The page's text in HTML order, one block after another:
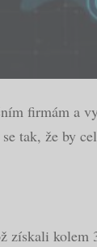
firmám a
tak, že by
získali